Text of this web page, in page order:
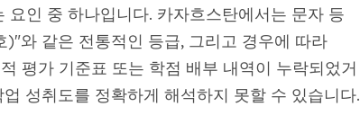
인 중 하나입니다. 카자흐스탄에서는 문자 등
와 같은 전통적인 등급, 그리고 경우에 따라
평가 기준표 또는 학점 배부 내역이 누락되었거
성취도를 정확하게 해석하지 못할 수 있습니다.